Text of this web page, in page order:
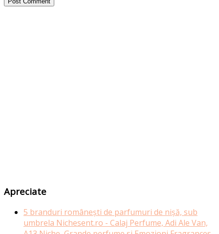
Apreciate
5 branduri românești de parfumuri de nișă, sub
umbrela Nichesent.ro - Calaj Perfume, Adi Ale Van,